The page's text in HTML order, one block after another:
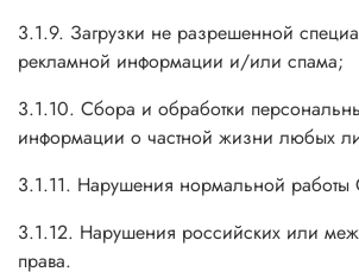
3.1.9. Загрузки не разрешенной
рекламной информации и/или спама;
3.1.10. Сбора и обработки
информации о частной жизни любых
3.1.11. Нарушения нормальной работы
3.1.12. Нарушения российских или
права.